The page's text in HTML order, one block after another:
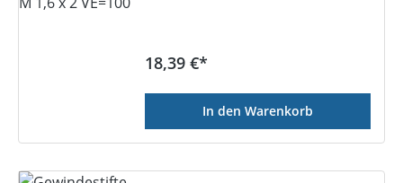
Regulärer Preis:
18,39 €*
In den Warenkorb